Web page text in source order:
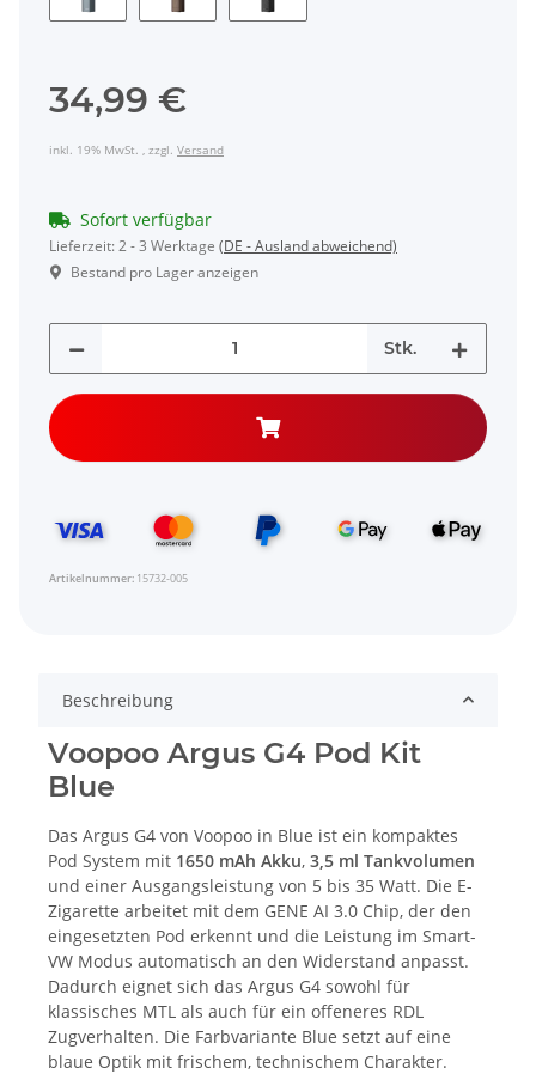
34,99 €
inkl. 19% MwSt. , zzgl. Versand
Sofort verfügbar
Lieferzeit:2 - 3 Werktage (DE - Ausland abweichend)
Bestand pro Lager anzeigen
Stk.
Artikelnummer: 15732-005
Beschreibung
Voopoo Argus G4 Pod Kit
Blue
Das Argus G4 von Voopoo in Blue ist ein kompaktes
Pod System mit 1650 mAh Akku, 3,5 ml Tankvolumen
und einer Ausgangsleistung von 5 bis 35 Watt. Die E-
Zigarette arbeitet mit dem GENE AI 3.0 Chip, der den
eingesetzten Pod erkennt und die Leistung im Smart-
VW Modus automatisch an den Widerstand anpasst.
Dadurch eignet sich das Argus G4 sowohl für
klassisches MTL als auch für ein offeneres RDL
Zugverhalten. Die Farbvariante Blue setzt auf eine
blaue Optik mit frischem, technischem Charakter.